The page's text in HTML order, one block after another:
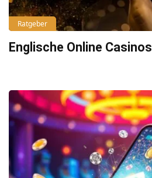
Ratgeber
Englische Online Casinos